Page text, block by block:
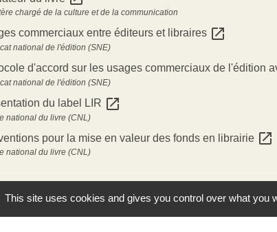
chargé de la culture et de la communication
commerciaux entre éditeurs et libraires open_in_new
national de l'édition (SNE)
d'accord sur les usages commerciaux de l'édition
national de l'édition (SNE)
du label LIR open_in_new
national du livre (CNL)
pour la mise en valeur des fonds en librairie open_in_new
national du livre (CNL)
This site uses cookies and gives you control over what you